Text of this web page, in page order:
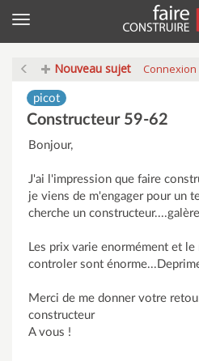
Menu
Nouveau sujet Connexion
picot
Constructeur 59-62
Bonjour,
J'ai l'impression que faire
je viens de m'engager pour un
cherche un
Les prix varie enormément et le
controler sont
Merci de me donner votre
constructeur
A vous !